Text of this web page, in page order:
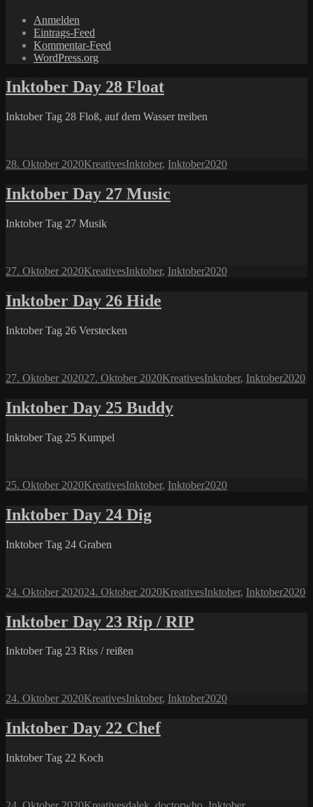
Anmelden
Eintrags-Feed
Kommentar-Feed
WordPress.org
Inktober Day 28 Float
Inktober Tag 28 Floß, auf dem Wasser treiben
Veröffentlicht
28. Oktober 2020Kategorien
KreativesSchlagwörter
Inktober, Inktober2020
Inktober Day 27 Music
Inktober Tag 27 Musik
Veröffentlicht
27. Oktober 2020Kategorien
KreativesSchlagwörter
Inktober, Inktober2020
Inktober Day 26 Hide
Inktober Tag 26 Verstecken
Veröffentlicht
27. Oktober 202027. Oktober 2020Kategorien
KreativesSchlagwörter
Inktober, Inktober2020
Inktober Day 25 Buddy
Inktober Tag 25 Kumpel
Veröffentlicht
25. Oktober 2020Kategorien
KreativesSchlagwörter
Inktober, Inktober2020
Inktober Day 24 Dig
Inktober Tag 24 Graben
Veröffentlicht
24. Oktober 202024. Oktober 2020Kategorien
KreativesSchlagwörter
Inktober, Inktober2020
Inktober Day 23 Rip / RIP
Inktober Tag 23 Riss / reißen
Veröffentlicht
24. Oktober 2020Kategorien
KreativesSchlagwörter
Inktober, Inktober2020
Inktober Day 22 Chef
Inktober Tag 22 Koch